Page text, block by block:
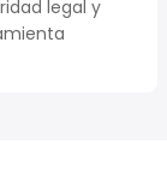
legal y